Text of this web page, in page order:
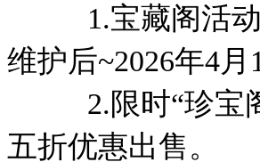
1.宝藏阁活动限
维护后~2026年4月
2.限时“珍宝阁”
五折优惠出售。